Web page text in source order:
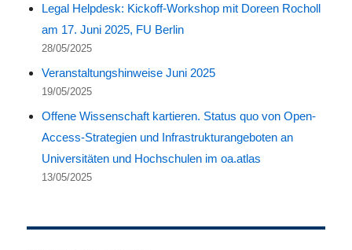
Legal Helpdesk: Kickoff-Workshop mit Doreen Rocholl
am 17. Juni 2025, FU Berlin
28/05/2025
Veranstaltungshinweise Juni 2025
19/05/2025
Offene Wissenschaft kartieren. Status quo von Open-
Access-Strategien und Infrastrukturangeboten an
Universitäten und Hochschulen im oa.atlas
13/05/2025